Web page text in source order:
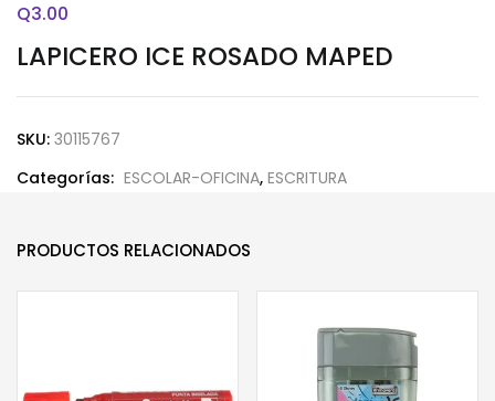
LAPICERO ICE ROSADO MAPED
Q3.00
SKU: 30115767
Categorías: ESCOLAR-OFICINA, ESCRITURA
PRODUCTOS RELACIONADOS